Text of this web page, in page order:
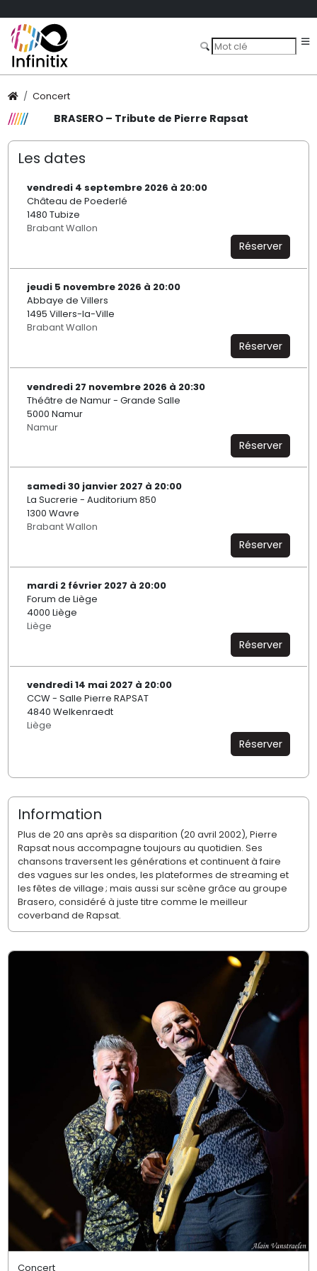
Concert
BRASERO – Tribute de Pierre Rapsat
Les dates
vendredi 4 septembre 2026 à 20:00
Château de Poederlé
1480 Tubize
Brabant Wallon
Réserver
jeudi 5 novembre 2026 à 20:00
Abbaye de Villers
1495 Villers-la-Ville
Brabant Wallon
Réserver
vendredi 27 novembre 2026 à 20:30
Théâtre de Namur - Grande Salle
5000 Namur
Namur
Réserver
samedi 30 janvier 2027 à 20:00
La Sucrerie - Auditorium 850
1300 Wavre
Brabant Wallon
Réserver
mardi 2 février 2027 à 20:00
Forum de Liège
4000 Liège
Liège
Réserver
vendredi 14 mai 2027 à 20:00
CCW - Salle Pierre RAPSAT
4840 Welkenraedt
Liège
Réserver
Information
Plus de 20 ans après sa disparition (20 avril 2002), Pierre
Rapsat nous accompagne toujours au quotidien. Ses
chansons traversent les générations et continuent à faire
des vagues sur les ondes, les plateformes de streaming et
les fêtes de village ; mais aussi sur scène grâce au groupe
Brasero, considéré à juste titre comme le meilleur
coverband de Rapsat.
Concert